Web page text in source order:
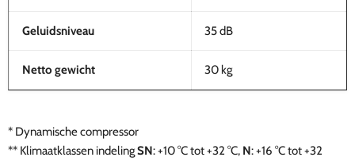
Geluidsniveau 35 dB
Netto gewicht 30 kg
* Dynamische compressor
** Klimaatklassen indelingSN: +10 °C tot +32 °C, N: +16 °C tot +32